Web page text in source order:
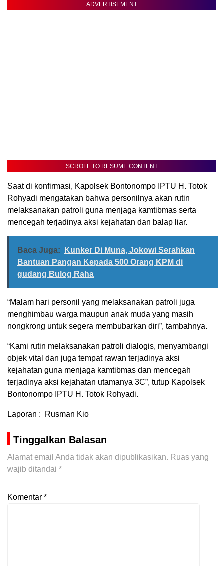
ADVERTISEMENT
SCROLL TO RESUME CONTENT
Saat di konfirmasi, Kapolsek Bontonompo IPTU H. Totok
Rohyadi mengatakan bahwa personilnya akan rutin
melaksanakan patroli guna menjaga kamtibmas serta
mencegah terjadinya aksi kejahatan dan balap liar.
Baca Juga:
Kunker Di Muna, Jokowi Serahkan
Bantuan Pangan Kepada 500 Orang KPM di
gudang Bulog Raha
“Malam hari personil yang melaksanakan patroli juga
menghimbau warga maupun anak muda yang masih
nongkrong untuk segera membubarkan diri”, tambahnya.
“Kami rutin melaksanakan patroli dialogis, menyambangi
objek vital dan juga tempat rawan terjadinya aksi
kejahatan guna menjaga kamtibmas dan mencegah
terjadinya aksi kejahatan utamanya 3C”, tutup Kapolsek
Bontonompo IPTU H. Totok Rohyadi.
Laporan : Rusman Kio
Tinggalkan Balasan
Alamat email Anda tidak akan dipublikasikan. Ruas yang
wajib ditandai *
Komentar *